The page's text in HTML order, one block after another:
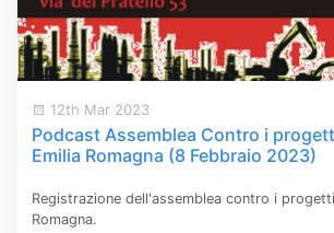
12th Mar 2023
Podcast Assemblea Contro i
Emilia Romagna (8 Febbraio 2023)
Registrazione dell'assemblea contro i
Romagna.